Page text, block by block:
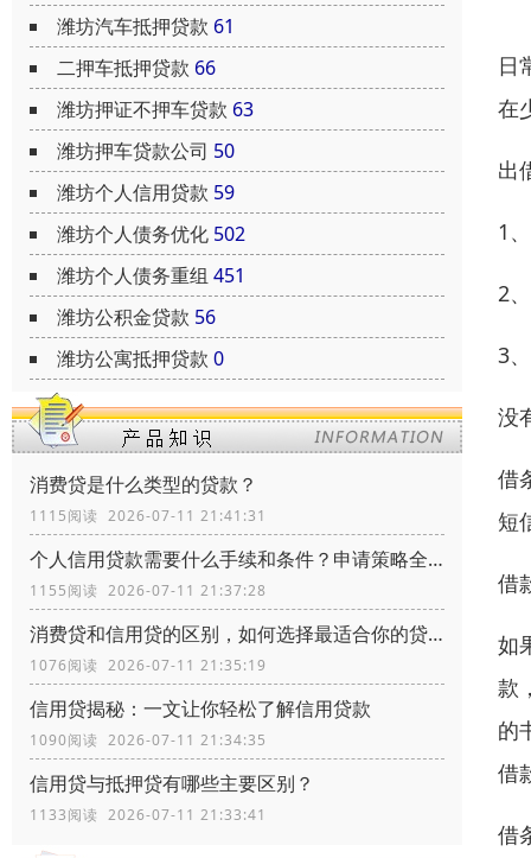
潍坊汽车抵押贷款 61
二押车抵押贷款 66
潍坊押证不押车贷款 63
潍坊押车贷款公司 50
潍坊个人信用贷款 59
潍坊个人债务优化 502
潍坊个人债务重组 451
潍坊公积金贷款 56
潍坊公寓抵押贷款 0
消费贷是什么类型的贷款？
1115阅读 2026-07-11 21:41:31
个人信用贷款需要什么手续和条件？申请策略全流程指南
1155阅读 2026-07-11 21:37:28
消费贷和信用贷的区别，如何选择最适合你的贷款方式？
1076阅读 2026-07-11 21:35:19
信用贷揭秘：一文让你轻松了解信用贷款
1090阅读 2026-07-11 21:34:35
信用贷与抵押贷有哪些主要区别？
1133阅读 2026-07-11 21:33:41
日
在
出
1
2
3
没
借
短
借
如
款
的
借
借